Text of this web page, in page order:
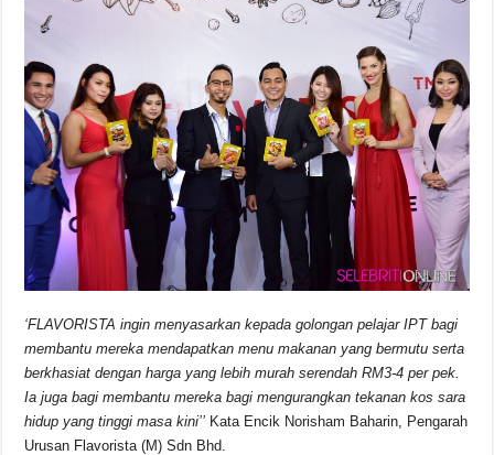
‘FLAVORISTA ingin menyasarkan kepada golongan pelajar IPT bagi
membantu mereka mendapatkan menu makanan yang bermutu serta
berkhasiat dengan harga yang lebih murah serendah RM3-4 per pek.
Ia juga bagi membantu mereka bagi mengurangkan tekanan kos sara
hidup yang tinggi masa kini’’ Kata Encik Norisham Baharin, Pengarah
Urusan Flavorista (M) Sdn Bhd.